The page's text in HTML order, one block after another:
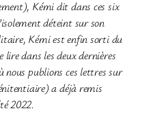
Kémi dit dans ces six
déteint sur son
Kémi est enfin sorti du
dans les deux dernières
nous publions ces lettres sur
a déjà remis
2022.